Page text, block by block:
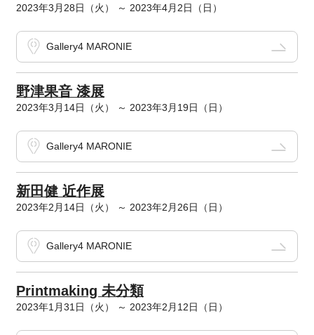
2023年3月28日（火） ～ 2023年4月2日（日）
Gallery4 MARONIE
野津果音 漆展
2023年3月14日（火） ～ 2023年3月19日（日）
Gallery4 MARONIE
新田健 近作展
2023年2月14日（火） ～ 2023年2月26日（日）
Gallery4 MARONIE
Printmaking 未分類
2023年1月31日（火） ～ 2023年2月12日（日）